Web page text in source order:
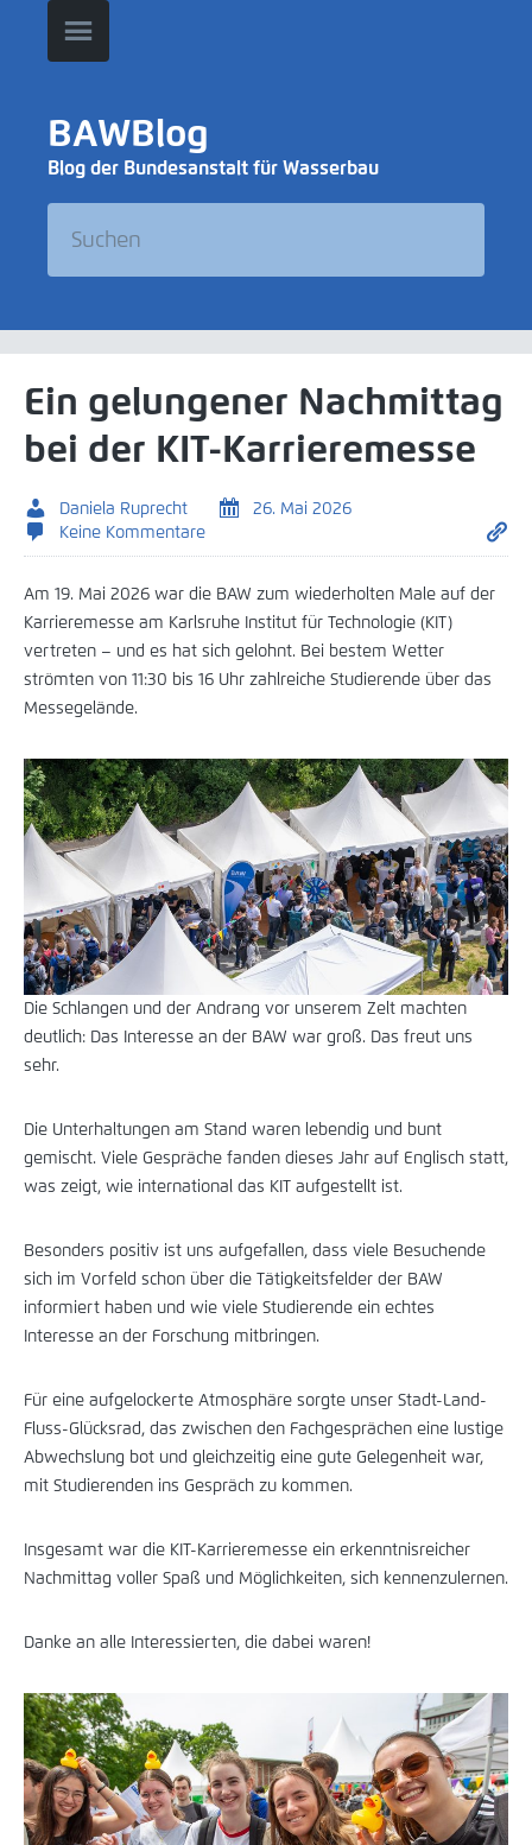
BAWBlog
Blog der Bundesanstalt für Wasserbau
Ein gelungener Nachmittag
bei der KIT-Karrieremesse
Daniela Ruprecht
26. Mai 2026
Keine Kommentare
Am 19. Mai 2026 war die BAW zum wiederholten Male auf der
Karrieremesse am Karlsruhe Institut für Technologie (KIT)
vertreten – und es hat sich gelohnt. Bei bestem Wetter
strömten von 11:30 bis 16 Uhr zahlreiche Studierende über das
Messegelände.
Die Schlangen und der Andrang vor unserem Zelt machten
deutlich: Das Interesse an der BAW war groß. Das freut uns
sehr.
Die Unterhaltungen am Stand waren lebendig und bunt
gemischt. Viele Gespräche fanden dieses Jahr auf Englisch statt,
was zeigt, wie international das KIT aufgestellt ist.
Besonders positiv ist uns aufgefallen, dass viele Besuchende
sich im Vorfeld schon über die Tätigkeitsfelder der BAW
informiert haben und wie viele Studierende ein echtes
Interesse an der Forschung mitbringen.
Für eine aufgelockerte Atmosphäre sorgte unser Stadt-Land-
Fluss-Glücksrad, das zwischen den Fachgesprächen eine lustige
Abwechslung bot und gleichzeitig eine gute Gelegenheit war,
mit Studierenden ins Gespräch zu kommen.
Insgesamt war die KIT-Karrieremesse ein erkenntnisreicher
Nachmittag voller Spaß und Möglichkeiten, sich kennenzulernen.
Danke an alle Interessierten, die dabei waren!